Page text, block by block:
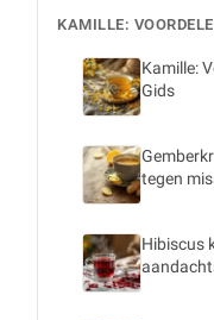
KAMILLE:
Kamille:
Gids
tegen
Hibiscus